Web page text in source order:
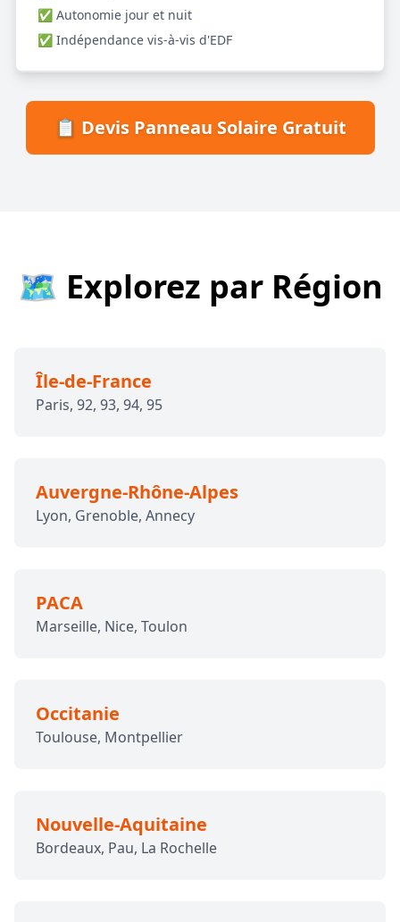
✅ Autonomie jour et nuit
✅ Indépendance vis-à-vis d'EDF
📋 Devis Panneau Solaire Gratuit
🗺️ Explorez par Région
Île-de-France
Paris, 92, 93, 94, 95
Auvergne-Rhône-Alpes
Lyon, Grenoble, Annecy
PACA
Marseille, Nice, Toulon
Occitanie
Toulouse, Montpellier
Nouvelle-Aquitaine
Bordeaux, Pau, La Rochelle